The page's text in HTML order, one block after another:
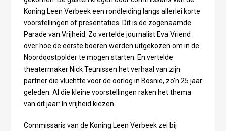
Koning Leen Verbeek een rondleiding langs allerlei korte
voorstellingen of presentaties. Dit is de zogenaamde
Parade van Vrijheid. Zo vertelde journalist Eva Vriend
over hoe de eerste boeren werden uitgekozen om in de
Noordoostpolder te mogen starten. En vertelde
theatermaker Nick Teunissen het verhaal van zijn
partner die vluchtte voor de oorlog in Bosnië, zo'n 25 jaar
geleden. Al die kleine voorstellingen raken het thema
van dit jaar: In vrijheid kiezen.
Commissaris van de Koning Leen Verbeek zei bij